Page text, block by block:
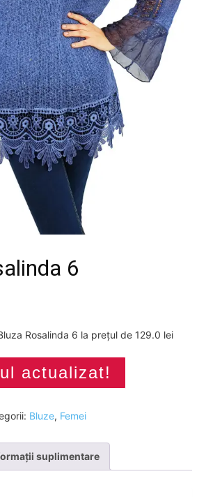
6
Rosalinda 6 la prețul de 129.0 lei
actualizat!
Bluze, Femei
suplimentare